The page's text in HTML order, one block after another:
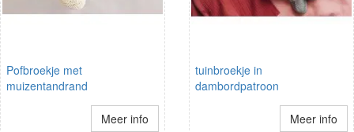
Pofbroekje met
muizentandrand
Meer info
tuinbroekje in
dambordpatroon
Meer info